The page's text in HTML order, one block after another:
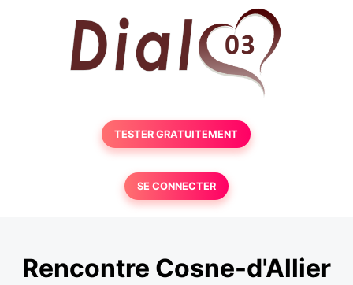
TESTER GRATUITEMENT
SE CONNECTER
Rencontre Cosne-d'Allier